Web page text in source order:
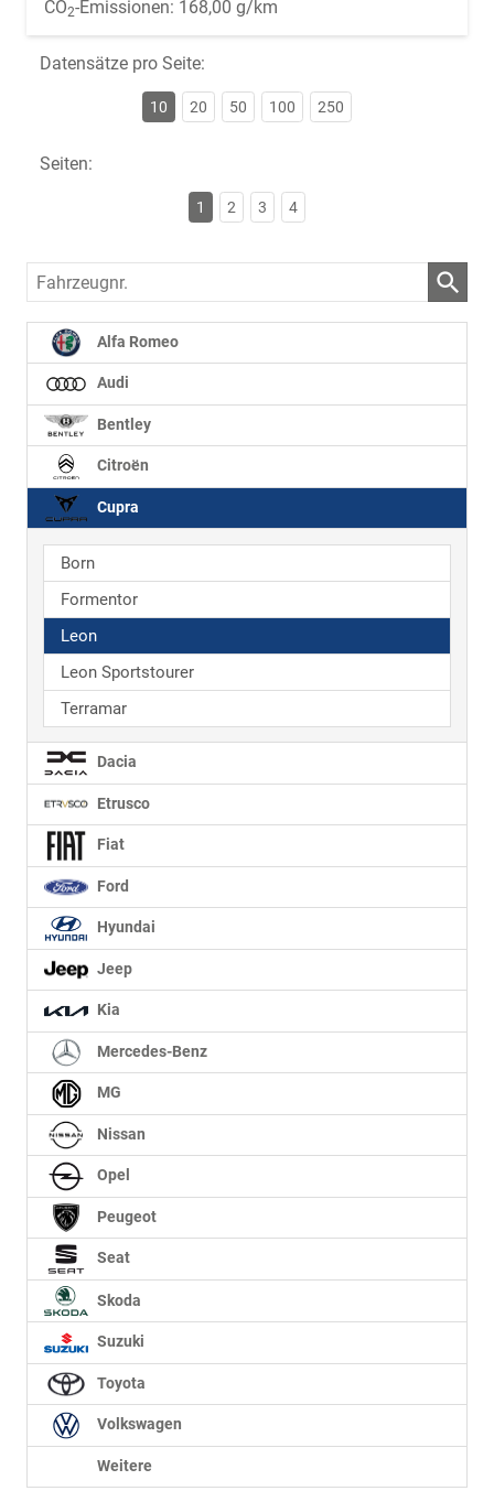
CO2-Emissionen: 168,00 g/km
Datensätze pro Seite:
10 20 50 100 250
Seiten:
1 2 3 4
Fahrzeugnr.
Alfa Romeo
Audi
Bentley
Citroën
Cupra
Born
Formentor
Leon
Leon Sportstourer
Terramar
Dacia
Etrusco
Fiat
Ford
Hyundai
Jeep
Kia
Mercedes-Benz
MG
Nissan
Opel
Peugeot
Seat
Skoda
Suzuki
Toyota
Volkswagen
Weitere